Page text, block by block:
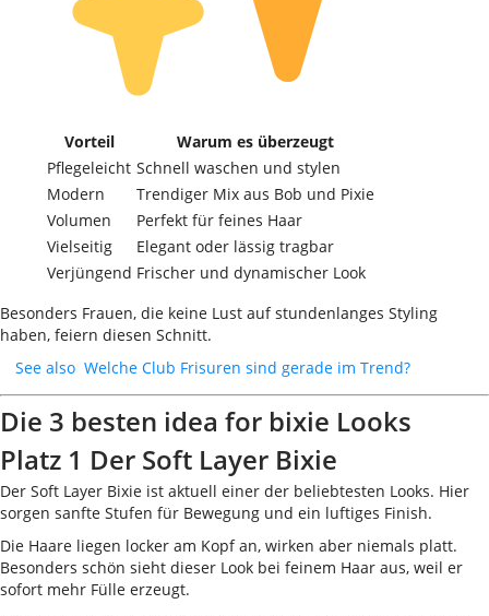
Vorteil
Warum es überzeugt
Pflegeleicht Schnell waschen und stylen
Modern
Trendiger Mix aus Bob und Pixie
Volumen
Perfekt für feines Haar
Vielseitig
Elegant oder lässig tragbar
Verjüngend Frischer und dynamischer Look
Besonders Frauen, die keine Lust auf stundenlanges Styling
haben, feiern diesen Schnitt.
See also Welche Club Frisuren sind gerade im Trend?
Die 3 besten idea for bixie Looks
Platz 1 Der Soft Layer Bixie
Der Soft Layer Bixie ist aktuell einer der beliebtesten Looks. Hier
sorgen sanfte Stufen für Bewegung und ein luftiges Finish.
Die Haare liegen locker am Kopf an, wirken aber niemals platt.
Besonders schön sieht dieser Look bei feinem Haar aus, weil er
sofort mehr Fülle erzeugt.